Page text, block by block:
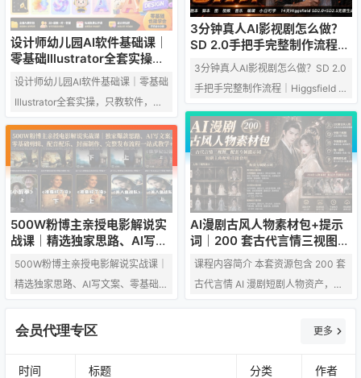
覆盖 Excel 审计底稿、Word 报告、
PPT 制作、内控流程图绘制等办公
场景，支持合同审查、关联方核
查、工商检索、会议纪要生成等实
操功能，搭配本地 RAG 知识库、识
图读图…
控、视频高清修复、压缩导出等后
期技巧，同时教学 AI 人声与背景音
乐生成方法，整理标准化高效工作
流。课程手把手教学 Midjourney 基
础出图、即梦 4.0、Seedance2 动
态视频生成三大核心工具，全…
3分钟真人AI影视剧怎么做？
SD 2.0手把手完整制作流程｜
Higgsfield 14天SD 2.0/2.5无
限生成
3分钟真人AI影视剧怎么做？SD 2.0
手把手完整制作流程｜Higgsfield 1
成片效果预览 教程介绍与14天优惠
AI追光短剧工坊 选择题材与生成剧
本 生成人物、场景及分镜提示词 生
成角色与场景素材 Higgsfield生成视
频 剪辑与穿帮修复 智能体优化视频
提示词 生成并添加背景音乐 导出高
清成片 下载剪辑工程素材 完整成片
展示 如何从零开始制…
设计师幼儿园AI软件基础课｜
零基础Illustrator全套实操，
只教软件，不教设计
设计师幼儿园AI软件基础课｜零基础
Illustrator全套实操，只教软件，不
教设计 一、常见问答 Q：只教软件
是什么软件？ A：PS或者AI，2选1
Q：为什么只卖99，有没有套路？
A：这个课只教软件，不教设计，软
件课只值99 Q：有基础的能不能报
名？ A：这个课只适合刚踏入设计行
业，没有基础不会软件操作技能的
人群。有基础的别来 Q：学完我能
达到什么水平？ A：熟练掌握软件基
AI漫剧古风人物素材包+提示
词｜200 套古代言情三视图，
配套专属提示词短剧主角配角
直接套用
课程内容简介 本套资源包含 200 套
古代言情 AI 漫剧短剧人物资产，配
词，覆盖短剧所需各类主角、女
集、调试提示词的繁琐步骤，可直
500W粉博主亲授电影解说实
战课｜精选独家思路、AI写文
案、零基础剪辑、配音配乐、
封面制作、完整发布流程一站
式教学
500W粉博主亲授电影解说实战课｜
精选独家思路、AI写文案、零基础剪
布流程一站式教学 课程介绍 很多新
卡在各种难题：不会写爆款解说文
会员代理专区 更多
时间 标题 分类 作者